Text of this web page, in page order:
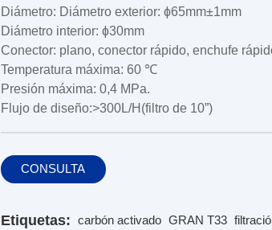
Diámetro: Diámetro exterior: ɸ65mm±1mm
Diámetro interior: ɸ30mm
Conector: plano, conector rápido, enchufe
Temperatura máxima: 60 ℃
Presión máxima: 0,4 MPa.
Flujo de diseño:>300L/H(filtro de 10”)
CONSULTA
Etiquetas: carbón activado GRAN T33